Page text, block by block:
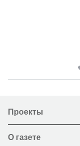
Проекты
О газете